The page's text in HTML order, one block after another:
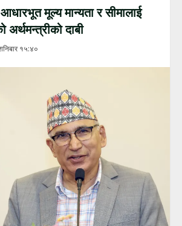
मूल्य मान्यता र सीमालाई
दाबी
१५:४०